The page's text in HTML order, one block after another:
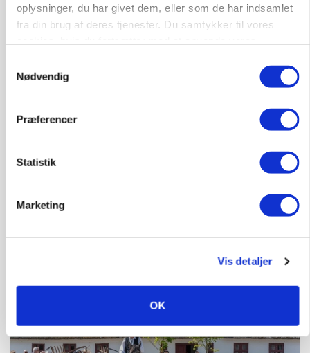
oplysninger, du har givet dem, eller som de har indsamlet
fra din brug af deres tjenester. Du samtykker til vores
Nødvendig
Præferencer
Statistik
Marketing
Vis detaljer
OK
Kalvepasser til ejendom i udvikling søges
Kalve
Klimastald
03. aug.